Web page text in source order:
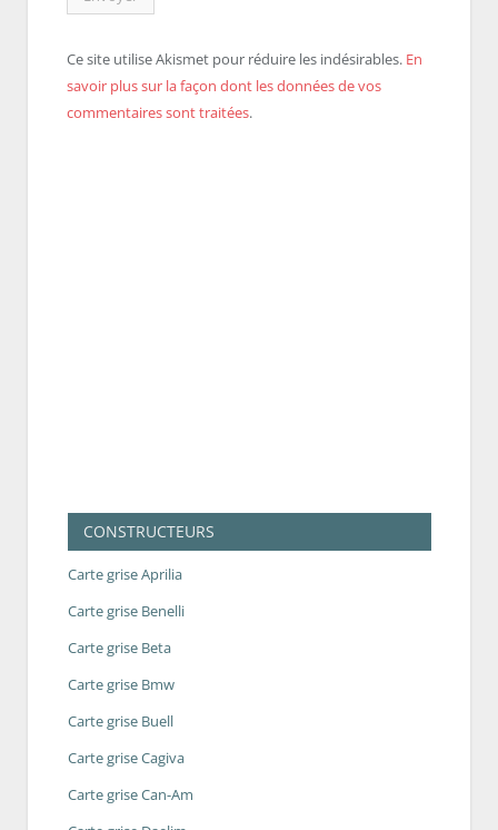
Ce site utilise Akismet pour réduire les indésirables. En
savoir plus sur la façon dont les données de vos
commentaires sont traitées.
CONSTRUCTEURS
Carte grise Aprilia
Carte grise Benelli
Carte grise Beta
Carte grise Bmw
Carte grise Buell
Carte grise Cagiva
Carte grise Can-Am